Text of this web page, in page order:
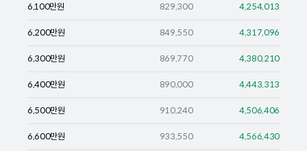
6,100만원 829,300 4,254,013
6,200만원 849,550 4,317,096
6,300만원 869,770 4,380,210
6,400만원 890,000 4,443,313
6,500만원 910,240 4,506,406
6,600만원 933,550 4,566,430